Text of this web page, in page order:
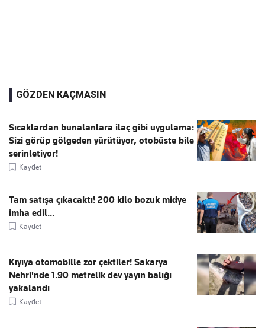
GÖZDEN KAÇMASIN
Sıcaklardan bunalanlara ilaç gibi uygulama:
Sizi görüp gölgeden yürütüyor, otobüste bile
serinletiyor!
Kaydet
Tam satışa çıkacaktı! 200 kilo bozuk midye
imha edil...
Kaydet
Kıyıya otomobille zor çektiler! Sakarya
Nehri'nde 1.90 metrelik dev yayın balığı
yakalandı
Kaydet